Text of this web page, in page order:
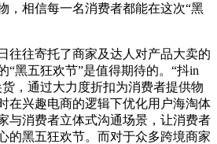
，相信每一名消费者都能在这次“黑
往往寄托了商家及达人对产品大卖的
“黑五狂欢节”是值得期待的。“抖in
，通过大力度折扣为消费者提供物
在兴趣电商的逻辑下优化用户海淘体
与消费者立体式沟通场景，让消费者
的黑五狂欢节。而对于众多跨境商家